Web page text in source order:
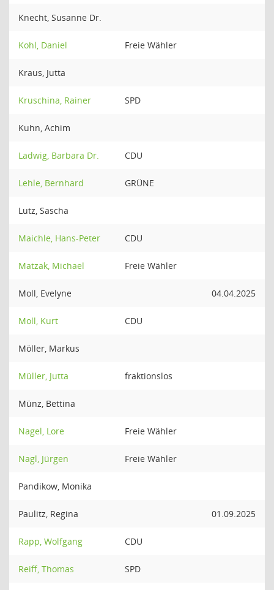
Knecht, Susanne Dr.
Kohl, Daniel Freie Wähler
Kraus, Jutta
Kruschina, Rainer SPD
Kuhn, Achim
Ladwig, Barbara Dr. CDU
Lehle, Bernhard GRÜNE
Lutz, Sascha
Maichle, Hans-Peter CDU
Matzak, Michael Freie Wähler
Moll, Evelyne 04.04.2025
Moll, Kurt CDU
Möller, Markus
Müller, Jutta fraktionslos
Münz, Bettina
Nagel, Lore Freie Wähler
Nagl, Jürgen Freie Wähler
Pandikow, Monika
Paulitz, Regina 01.09.2025
Rapp, Wolfgang CDU
Reiff, Thomas SPD